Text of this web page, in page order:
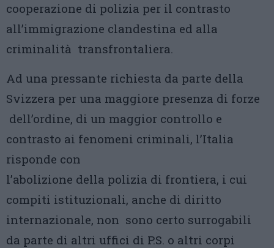
cooperazione di polizia per il contrasto
all’immigrazione clandestina ed alla
criminalità transfrontaliera.
Ad una pressante richiesta da parte della
Svizzera per una maggiore presenza di forze
dell’ordine, di un maggior controllo e
contrasto ai fenomeni criminali, l’Italia
risponde con
l’abolizione della polizia di frontiera, i cui
compiti istituzionali, anche di diritto
internazionale, non sono certo surrogabili
da parte di altri uffici di P.S. o altri corpi